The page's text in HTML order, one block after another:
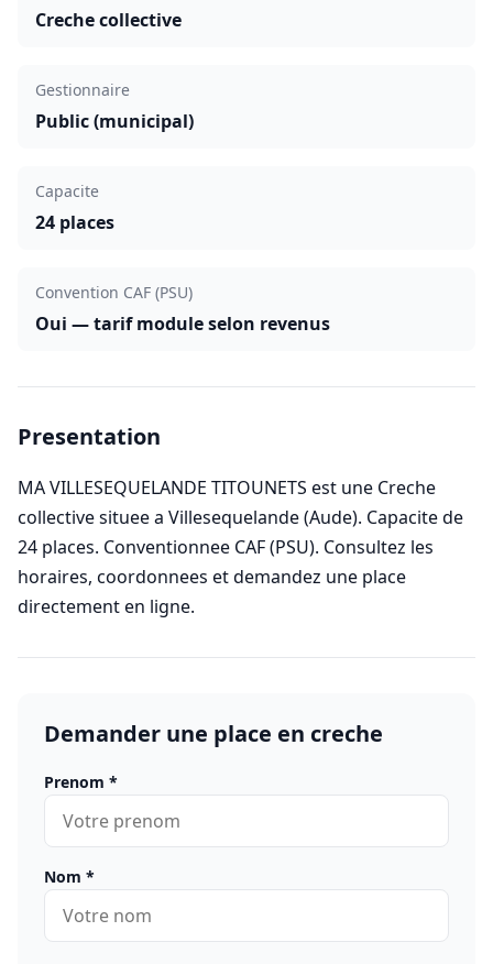
Creche collective
Gestionnaire
Public (municipal)
Capacite
24 places
Convention CAF (PSU)
Oui — tarif module selon revenus
Presentation
MA VILLESEQUELANDE TITOUNETS est une Creche
collective situee a Villesequelande (Aude). Capacite de
24 places. Conventionnee CAF (PSU). Consultez les
horaires, coordonnees et demandez une place
directement en ligne.
Demander une place en creche
Prenom *
Nom *